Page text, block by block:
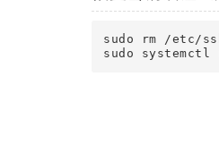
sudo rm /etc/